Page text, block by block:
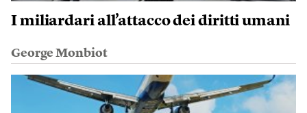
I miliardari all’attacco dei diritti umani
George Monbiot